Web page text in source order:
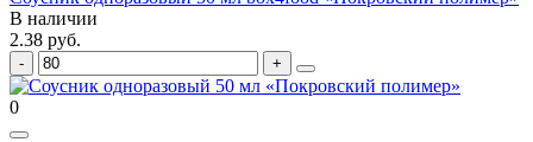
В наличии
2.38 руб.
0